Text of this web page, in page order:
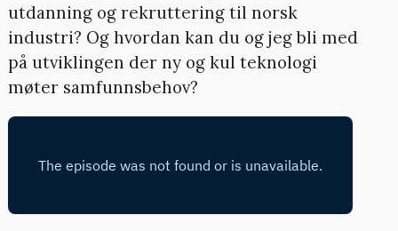
utdanning og rekruttering til norsk
industri? Og hvordan kan du og jeg bli med
på utviklingen der ny og kul teknologi
møter samfunnsbehov?